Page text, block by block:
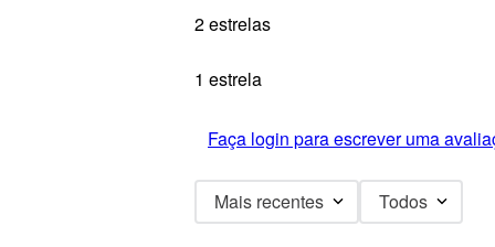
2 estrelas
1 estrela
Faça login para escrever uma
Mais recentes Todos